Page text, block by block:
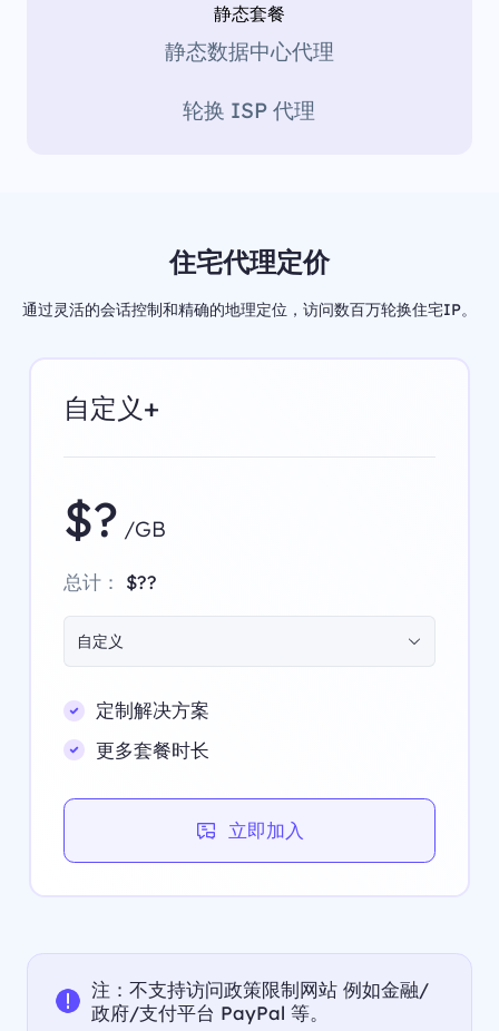
静态套餐
静态数据中心代理
轮换 ISP 代理
住宅代理定价
通过灵活的会话控制和精确的地理定位，访问数百万轮换住宅IP。
自定义+
$? /GB
总计： $??
自定义
定制解决方案
更多套餐时长
立即加入
注：不支持访问政策限制网站 例如金融/
政府/支付平台 PayPal 等。